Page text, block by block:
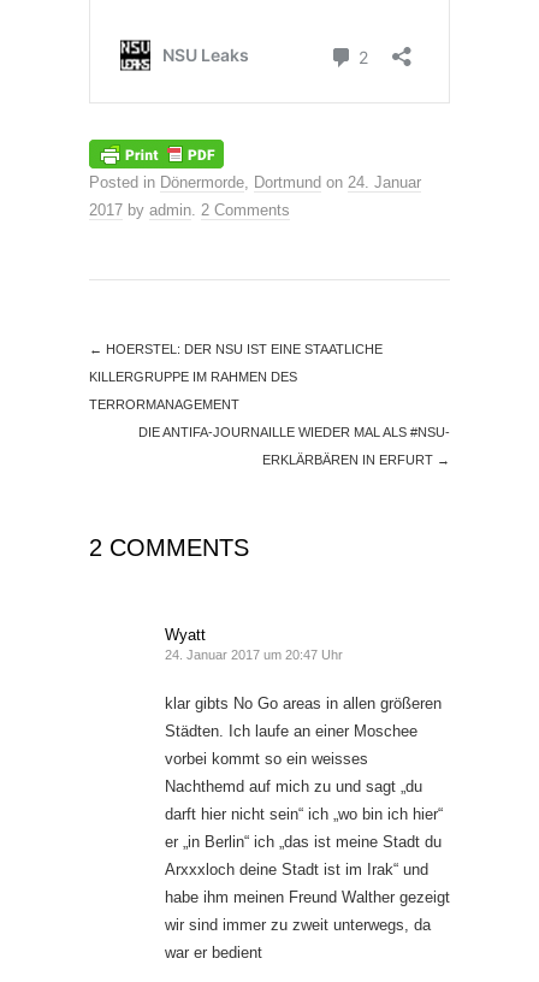
Posted in Dönermorde, Dortmund on 24. Januar
2017 by admin. 2 Comments
← HOERSTEL: DER NSU IST EINE STAATLICHE
KILLERGRUPPE IM RAHMEN DES
TERRORMANAGEMENT
DIE ANTIFA-JOURNAILLE WIEDER MAL ALS #NSU-
ERKLÄRBÄREN IN ERFURT →
2 COMMENTS
Wyatt
24. Januar 2017 um 20:47 Uhr
klar gibts No Go areas in allen größeren
Städten. Ich laufe an einer Moschee
vorbei kommt so ein weisses
Nachthemd auf mich zu und sagt „du
darft hier nicht sein“ ich „wo bin ich hier“
er „in Berlin“ ich „das ist meine Stadt du
Arxxxloch deine Stadt ist im Irak“ und
habe ihm meinen Freund Walther gezeigt
wir sind immer zu zweit unterwegs, da
war er bedient